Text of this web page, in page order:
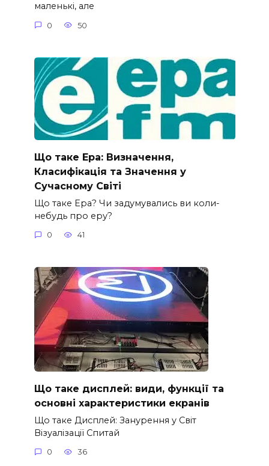
маленькі, але
0 50
Що таке Ера: Визначення,
Класифікація та Значення у
Сучасному Світі
Що таке Ера? Чи задумувались ви коли-
небудь про еру?
0 41
Що таке дисплей: види, функції та
основні характеристики екранів
Що таке Дисплей: Занурення у Світ
Візуалізації Спитай
0 36